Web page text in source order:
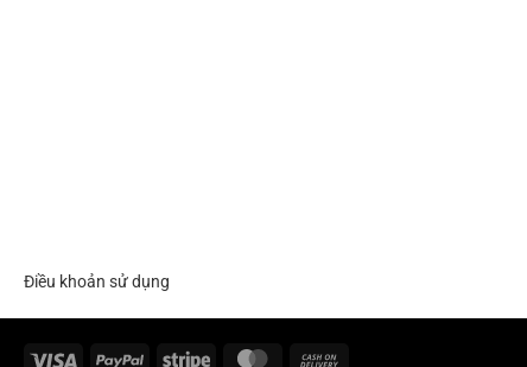
Điều khoản sử dụng
Visa PayPal Stripe MasterCard